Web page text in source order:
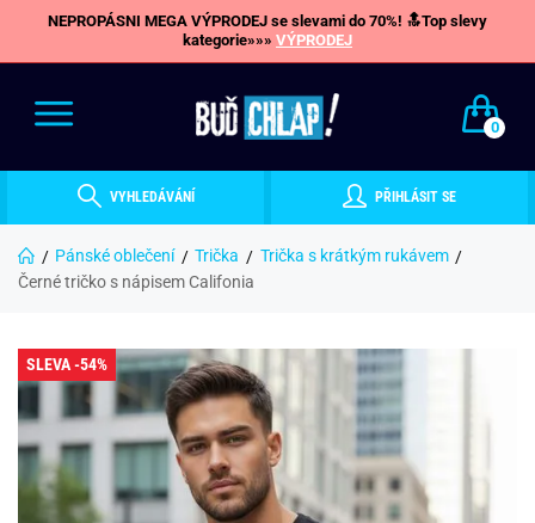
NEPROPÁSNI MEGA VÝPRODEJ se slevami do 70%! 🔝Top slevy
kategorie»»» VÝPRODEJ
0
VYHLEDÁVÁNÍ PŘIHLÁSIT SE
Pánské oblečení Trička
Trička s krátkým rukávem
Černé tričko s nápisem Califonia
SLEVA -54%